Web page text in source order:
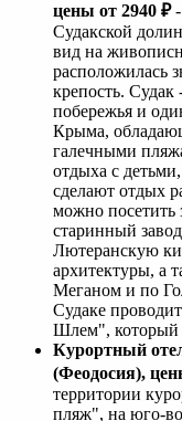
цены от 2940 ₽-
Судакской
вид на
расположилась
крепость.
побережья и
Крыма,
галечными
отдыха с
сделают отдых
можно посетить
старинный
Лютеранскую
архитектуры, а
Меганом и по
Судаке
Шлем", который
Курортный
(Феодосия),
территории
пляж", на юго-